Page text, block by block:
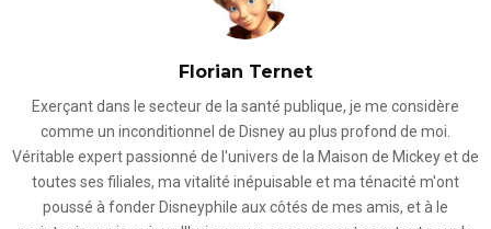
Florian Ternet
Exerçant dans le secteur de la santé publique, je me considère
comme un inconditionnel de Disney au plus profond de moi.
Véritable expert passionné de l'univers de la Maison de Mickey et de
toutes ses filiales, ma vitalité inépuisable et ma ténacité m'ont
poussé à fonder Disneyphile aux côtés de mes amis, et à le